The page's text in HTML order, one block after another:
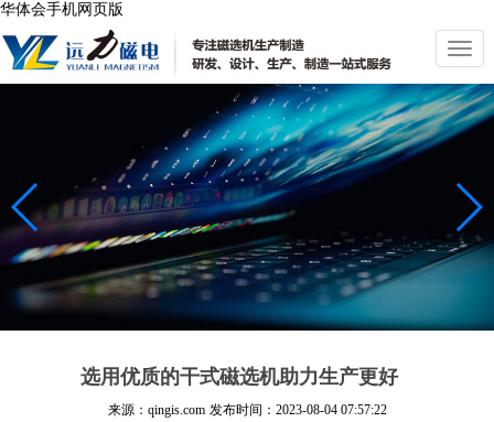
华体会手机网页版
切
换
导
航
选用优质的干式磁选机助力生产更好
来源：qingis.com 发布时间： 2023-08-04 07:57:22